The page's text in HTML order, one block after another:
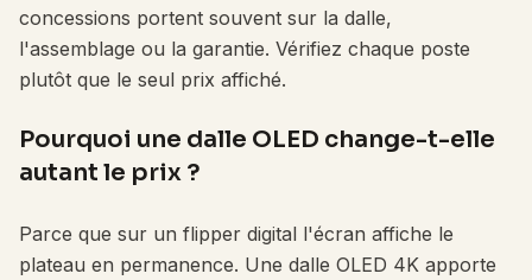
concessions portent souvent sur la dalle,
l'assemblage ou la garantie. Vérifiez chaque poste
plutôt que le seul prix affiché.
Pourquoi une dalle OLED change-t-elle
autant le prix ?
Parce que sur un flipper digital l'écran affiche le
plateau en permanence. Une dalle OLED 4K apporte